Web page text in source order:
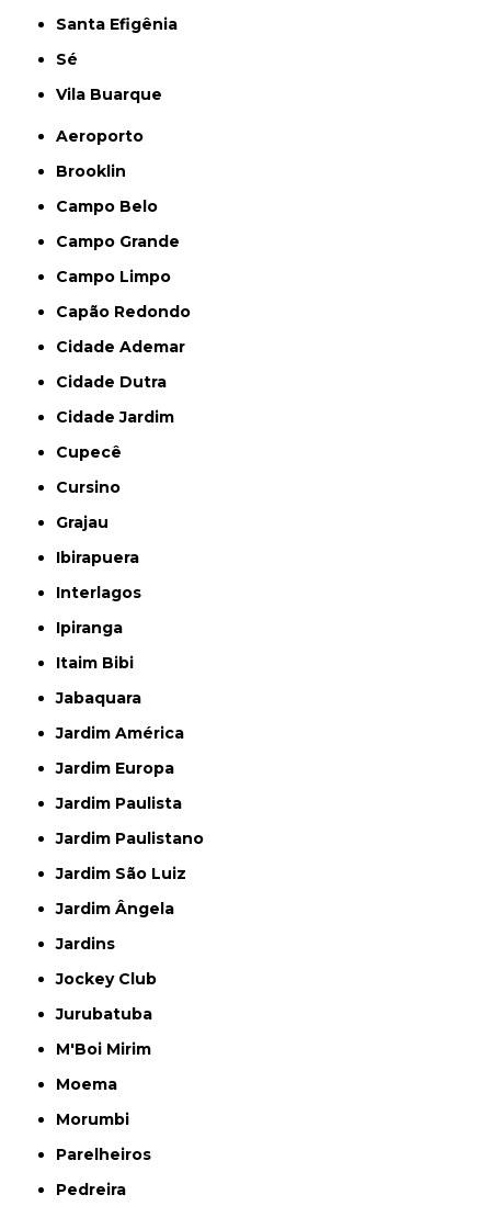
Santa Efigênia
Sé
Vila Buarque
Aeroporto
Brooklin
Campo Belo
Campo Grande
Campo Limpo
Capão Redondo
Cidade Ademar
Cidade Dutra
Cidade Jardim
Cupecê
Cursino
Grajau
Ibirapuera
Interlagos
Ipiranga
Itaim Bibi
Jabaquara
Jardim América
Jardim Europa
Jardim Paulista
Jardim Paulistano
Jardim São Luiz
Jardim Ângela
Jardins
Jockey Club
Jurubatuba
M'Boi Mirim
Moema
Morumbi
Parelheiros
Pedreira